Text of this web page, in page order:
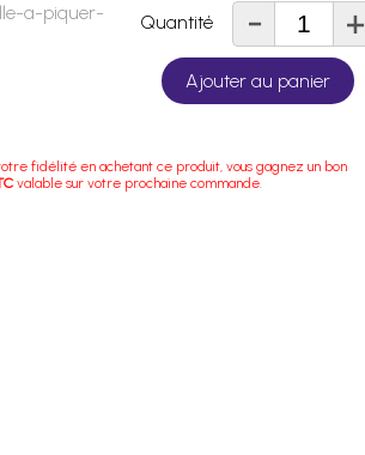
a-piquer-
Quantité - +
Ajouter au panier
fidélité en achetant ce produit, vous gagnez un bon
valable sur votre prochaine commande.